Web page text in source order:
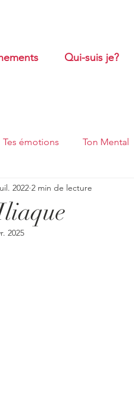
Qui-suis je?
Tes émotions Ton Mental
oro-myofonctionnels
2022 2 min de lecture
2025